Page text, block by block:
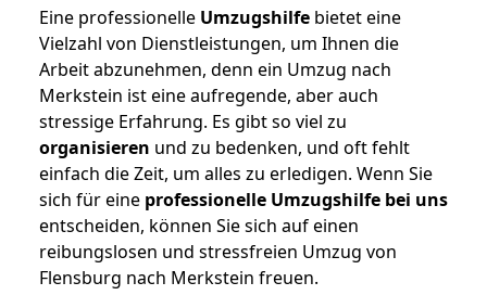
Eine professionelle Umzugshilfe bietet eine
Vielzahl von Dienstleistungen, um Ihnen die
Arbeit abzunehmen, denn ein Umzug nach
Merkstein ist eine aufregende, aber auch
stressige Erfahrung. Es gibt so viel zu
organisieren und zu bedenken, und oft fehlt
einfach die Zeit, um alles zu erledigen. Wenn Sie
sich für eine professionelle Umzugshilfe bei uns
entscheiden, können Sie sich auf einen
reibungslosen und stressfreien Umzug von
Flensburg nach Merkstein freuen.